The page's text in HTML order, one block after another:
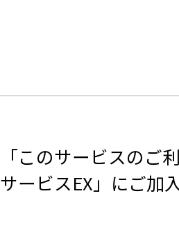
「このサービスの
サービスEX」にご加